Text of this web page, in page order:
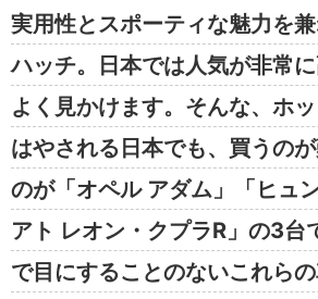
実用性とスポーティな魅力を
ハッチ。日本では人気が非常
よく見かけます。そんな、ホ
はやされる日本でも、買うの
のが「オペル アダム」「ヒュ
アト レオン・クプラR」の3台
で目にすることのないこれら